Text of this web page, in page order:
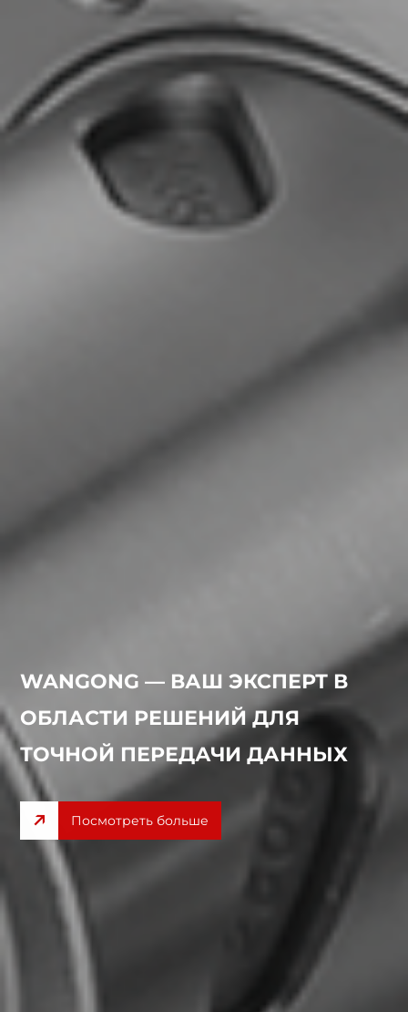
WANGONG — ВАШ ЭКСПЕРТ В
ОБЛАСТИ РЕШЕНИЙ ДЛЯ
ТОЧНОЙ ПЕРЕДАЧИ ДАННЫХ
Посмотреть больше